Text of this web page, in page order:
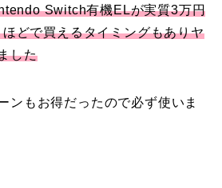
Switch有機ELが実質3万円
どで買えるタイミングもありヤ
した
ンもお得だったので必ず使いま